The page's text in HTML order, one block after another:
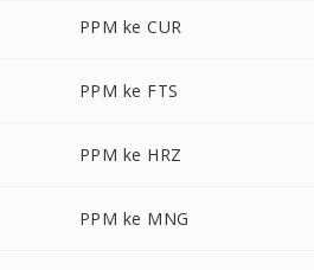
PPM ke CUR
PPM ke FTS
PPM ke HRZ
PPM ke MNG